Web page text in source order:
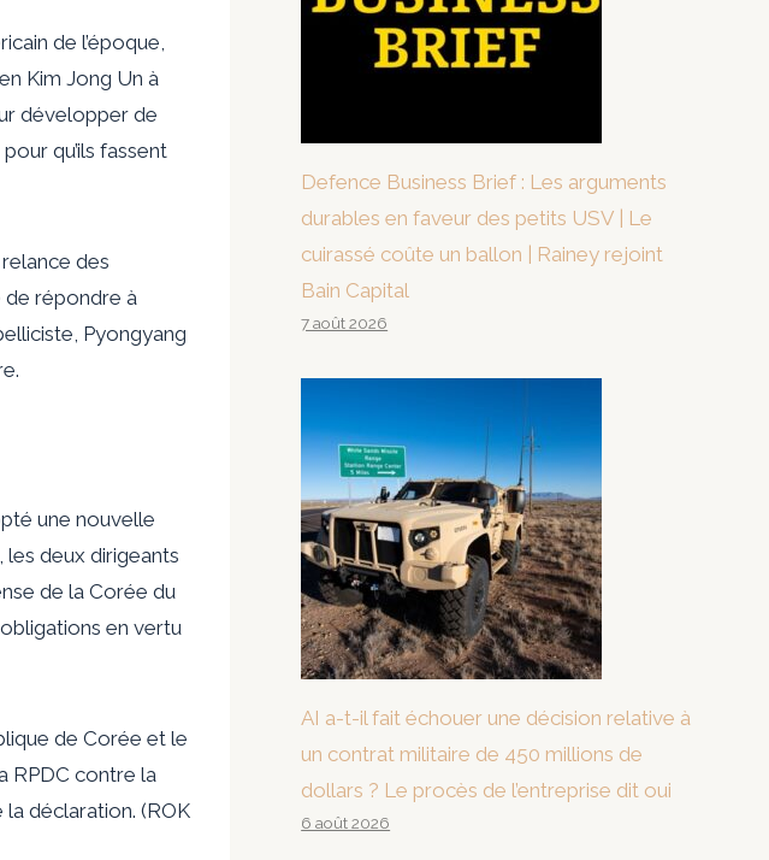
de l’époque,
Kim Jong Un à
développer de
qu’ils fassent
des
de répondre à
Pyongyang
une nouvelle
deux dirigeants
de la Corée du
en vertu
de Corée et le
RPDC contre la
déclaration. (ROK
Defence Business Brief : Les arguments
durables en faveur des petits USV | Le
cuirassé coûte un ballon | Rainey rejoint
Bain Capital
7 août 2026
AI a-t-il fait échouer une décision relative à
un contrat militaire de 450 millions de
dollars ? Le procès de l’entreprise dit oui
6 août 2026